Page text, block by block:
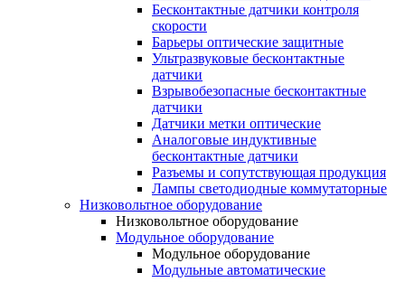
Бесконтактные датчики контроля
скорости
Барьеры оптические защитные
Ультразвуковые бесконтактные
датчики
Взрывобезопасные бесконтактные
датчики
Датчики метки оптические
Аналоговые индуктивные
бесконтактные датчики
Разъемы и сопутствующая продукция
Лампы светодиодные коммутаторные
Низковольтное оборудование
Низковольтное оборудование
Модульное оборудование
Модульное оборудование
Модульные автоматические